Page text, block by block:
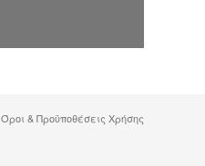
Όροι & Προϋποθέσεις Χρήσης